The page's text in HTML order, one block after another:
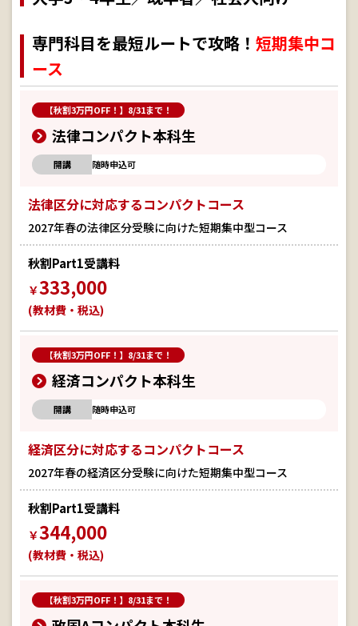
専門科目を最短ルートで攻略！ 短期集中コ
ース
【秋割3万円OFF！】8/31まで！
法律コンパクト本科生
開講 随時申込可
法律区分に対応するコンパクトコース
2027年春の法律区分受験に向けた短期集中型コース
秋割Part1受講料
￥333,000
(教材費・税込)
【秋割3万円OFF！】8/31まで！
経済コンパクト本科生
開講 随時申込可
経済区分に対応するコンパクトコース
2027年春の経済区分受験に向けた短期集中型コース
秋割Part1受講料
￥344,000
(教材費・税込)
【秋割3万円OFF！】8/31まで！